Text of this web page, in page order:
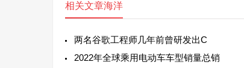
相关文章海洋
两名谷歌工程师几年前曾研发出C
2022年全球乘用电动车车型销量总销